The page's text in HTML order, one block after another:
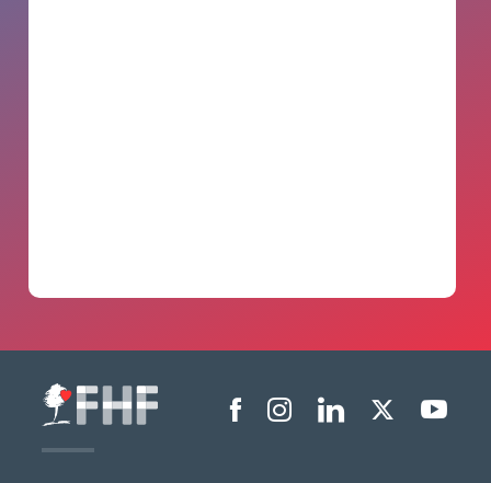
Menu liens sociaux